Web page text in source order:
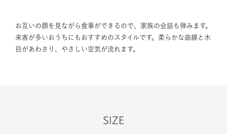
お互いの顔を見ながら食事ができるので、家族の会話も弾みます。
来客が多いおうちにもおすすめのスタイルです。柔らかな曲線と木
目があわさり、やさしい空気が流れます。
SIZE